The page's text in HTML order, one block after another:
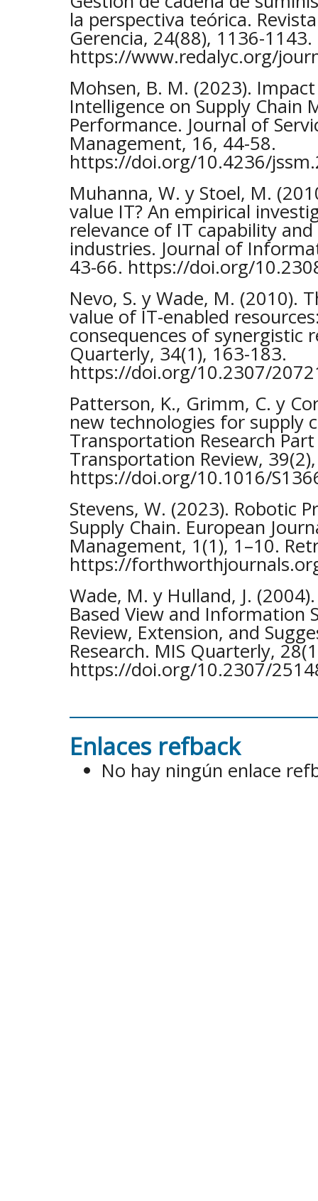
la perspectiva teórica.
Gerencia, 24(88), 1136-1143.
https://www.redalyc.org/
Mohsen, B. M. (2023).
Intelligence on Supply Chain
Performance. Journal of
Management, 16, 44-58.
https://doi.org/10.4236/
Muhanna, W. y Stoel, M.
value IT? An empirical
relevance of IT capability
industries. Journal of
43-66. https://doi.org/
Nevo, S. y Wade, M. (2010).
value of IT-enabled
consequences of synergistic
Quarterly, 34(1), 163-183.
https://doi.org/10.2307/
Patterson, K., Grimm, C. y
new technologies for supply
Transportation Research
Transportation Review,
https://doi.org/10.1016/
Stevens, W. (2023). Robotic
Supply Chain. European
Management, 1(1), 1–10.
https://
Wade, M. y Hulland, J.
Based View and Information
Review, Extension, and
Research. MIS Quarterly,
https://doi.org/10.2307/
Enlaces refback
No hay ningún enlace